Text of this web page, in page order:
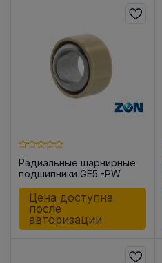
Радиальные шарнирные
подшипники GE5 -PW
Цена доступна
после
авторизации